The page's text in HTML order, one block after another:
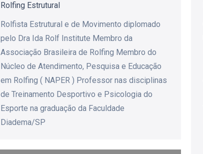
Rolfing Estrutural
Rolfista Estrutural e de Movimento diplomado
pelo Dra Ida Rolf Institute Membro da
Associação Brasileira de Rolfing Membro do
Núcleo de Atendimento, Pesquisa e Educação
em Rolfing ( NAPER ) Professor nas disciplinas
de Treinamento Desportivo e Psicologia do
Esporte na graduação da Faculdade
Diadema/SP